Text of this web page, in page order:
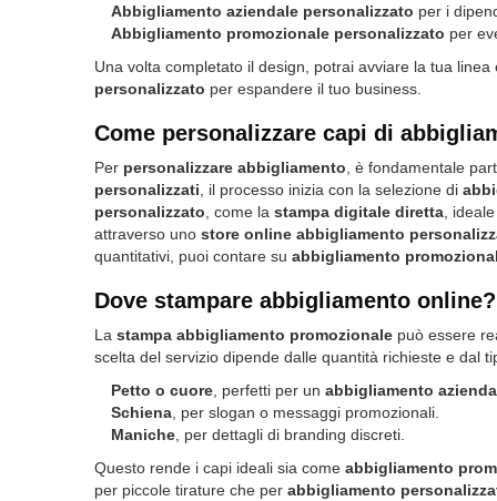
Abbigliamento aziendale personalizzato per i
Abbigliamento promozionale personalizzato per
Una volta completato il design, potrai avviare la tua
personalizzato per espandere il tuo business.
Come personalizzare capi di
Per personalizzare abbigliamento , è fondamentale
personalizzati , il processo inizia con la selezione di
personalizzato , come la stampa digitale diretta ,
attraverso uno store online abbigliamento
quantitativi, puoi contare su abbigliamento
Dove stampare abbigliamento
La stampa abbigliamento promozionale può essere
scelta del servizio dipende dalle quantità richieste e dal
Petto o cuore , perfetti per un abbigliamento
Schiena , per slogan o messaggi promozionali.
Maniche , per dettagli di branding discreti.
Questo rende i capi ideali sia come abbigliamento
per piccole tirature che per abbigliamento